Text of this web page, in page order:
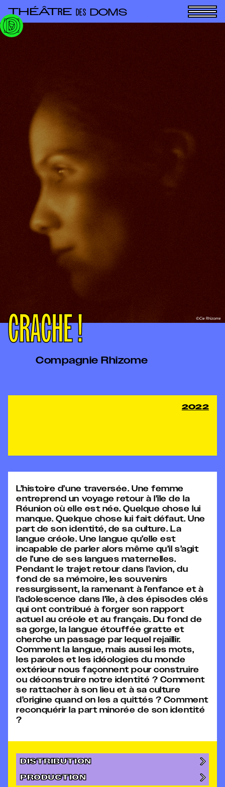
THÉÂTRE DES DOMS
CRACHE !
Compagnie Rhizome
2022
L’histoire d’une traversée. Une femme
entreprend un voyage retour à l’île de la
Réunion où elle est née. Quelque chose lui
manque. Quelque chose lui fait défaut. Une
part de son identité, de sa culture. La
langue créole. Une langue qu’elle est
incapable de parler alors même qu’il s’agit
de l’une de ses langues maternelles.
Pendant le trajet retour dans l’avion, du
fond de sa mémoire, les souvenirs
ressurgissent, la ramenant à l’enfance et à
l’adolescence dans l’île, à des épisodes clés
qui ont contribué à forger son rapport
actuel au créole et au français. Du fond de
sa gorge, la langue étouffée gratte et
cherche un passage par lequel rejaillir.
Comment la langue, mais aussi les mots,
les paroles et les idéologies du monde
extérieur nous façonnent pour construire
ou déconstruire notre identité ? Comment
se rattacher à son lieu et à sa culture
d’origine quand on les a quittés ? Comment
reconquérir la part minorée de son identité
?
DISTRIBUTION
PRODUCTION
Panneau de gestion des cookies